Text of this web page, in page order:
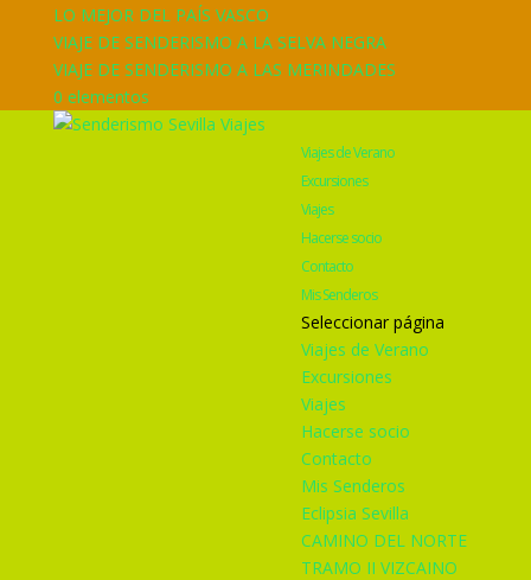
LO MEJOR DEL PAÍS VASCO
VIAJE DE SENDERISMO A LA SELVA NEGRA
VIAJE DE SENDERISMO A LAS MERINDADES
0 elementos
Viajes de Verano
Excursiones
Viajes
Hacerse socio
Contacto
Mis Senderos
Seleccionar página
Viajes de Verano
Excursiones
Viajes
Hacerse socio
Contacto
Mis Senderos
Eclipsia Sevilla
CAMINO DEL NORTE
TRAMO II VIZCAINO